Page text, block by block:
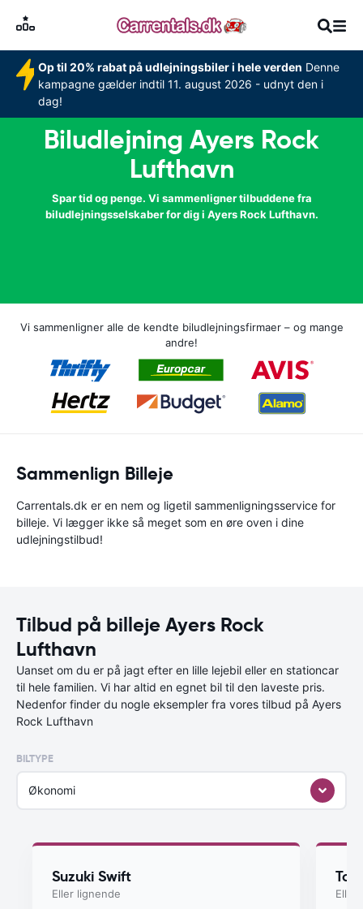
Op til 20% rabat på udlejningsbiler i hele verden Denne
kampagne gælder indtil 11. august 2026 - udnyt den i
dag!
Biludlejning Ayers Rock
Lufthavn
Spar tid og penge. Vi sammenligner tilbuddene fra
biludlejningsselskaber for dig i Ayers Rock Lufthavn.
Vi sammenligner alle de kendte biludlejningsfirmaer – og mange
andre!
Sammenlign Billeje
Carrentals.dk er en nem og ligetil sammenligningsservice for
billeje. Vi lægger ikke så meget som en øre oven i dine
udlejningstilbud!
Tilbud på billeje Ayers Rock
Lufthavn
Uanset om du er på jagt efter en lille lejebil eller en stationcar
til hele familien. Vi har altid en egnet bil til den laveste pris.
Nedenfor finder du nogle eksempler fra vores tilbud på Ayers
Rock Lufthavn
BILTYPE
Økonomi
Suzuki Swift
Eller lignende Eller